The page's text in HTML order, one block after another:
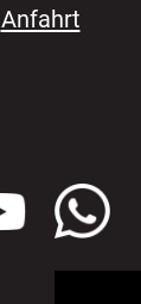
Anfahrt